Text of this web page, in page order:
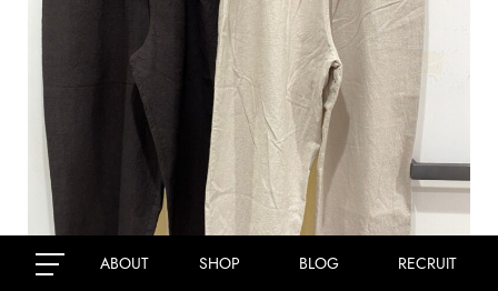
ABOUT SHOP BLOG RECRUIT